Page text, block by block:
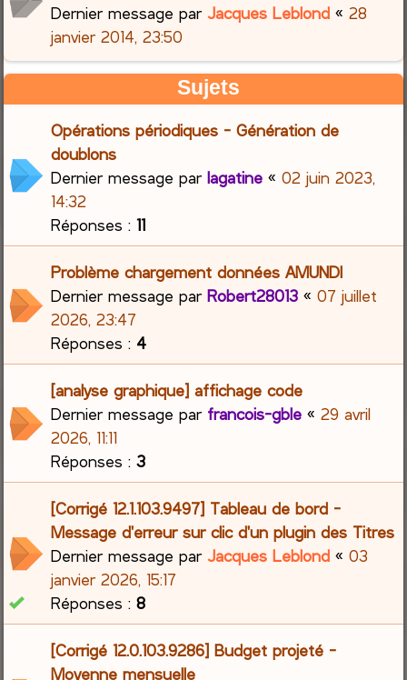
Dernier message parJacques Leblond «28
janvier 2014, 23:50
Sujets
Opérations périodiques - Génération de
doublons
Dernier message parlagatine «02 juin 2023,
14:32
Réponses :11
Problème chargement données AMUNDI
Dernier message parRobert28013 «07 juillet
2026, 23:47
Réponses : 4
[analyse graphique] affichage code
Dernier message par francois-gble «29 avril
2026, 11:11
Réponses :3
[Corrigé 12.1.103.9497] Tableau de bord -
Message d'erreur sur clic d'un plugin des Titres
Dernier message parJacques Leblond «03
janvier 2026, 15:17
Réponses :8
[Corrigé 12.0.103.9286] Budget projeté -
Moyenne mensuelle